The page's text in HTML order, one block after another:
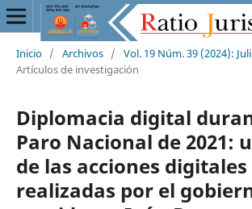
Inicio / Archivos / Vol. 19 Núm. 39 (2024):
Artículos de investigación
Diplomacia digital
Paro Nacional de 2021:
de las acciones digitales
realizadas por el